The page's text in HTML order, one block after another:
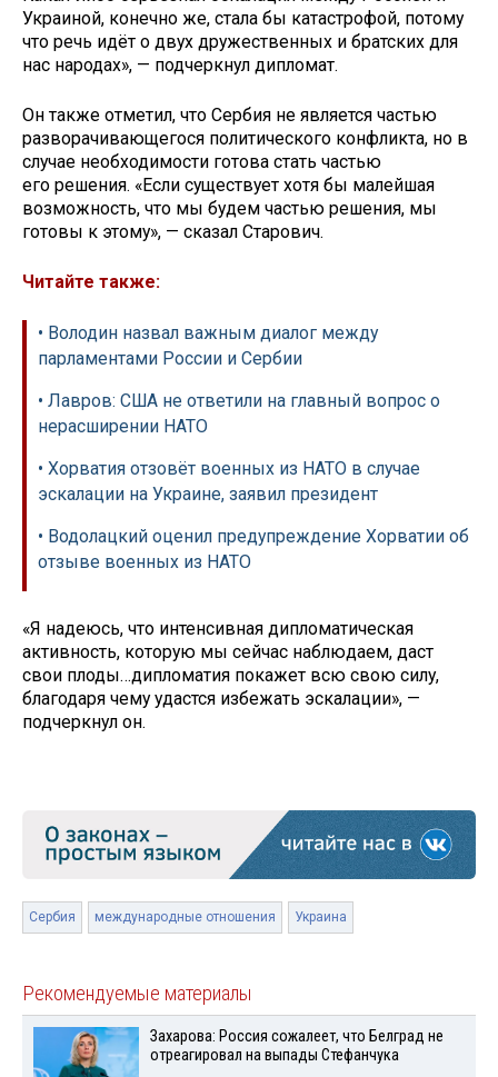
Украиной, конечно же, стала бы катастрофой, потому
что речь идёт о двух дружественных и братских для
нас народах», — подчеркнул дипломат.
Он также отметил, что Сербия не является частью
разворачивающегося политического конфликта, но в
случае необходимости готова стать частью
его решения. «Если существует хотя бы малейшая
возможность, что мы будем частью решения, мы
готовы к этому», — сказал Старович.
Читайте также:
• Володин назвал важным диалог между
парламентами России и Сербии
• Лавров: США не ответили на главный вопрос о
нерасширении НАТО
• Хорватия отзовёт военных из НАТО в случае
эскалации на Украине, заявил президент
• Водолацкий оценил предупреждение Хорватии об
отзыве военных из НАТО
«Я надеюсь, что интенсивная дипломатическая
активность, которую мы сейчас наблюдаем, даст
свои плоды…дипломатия покажет всю свою силу,
благодаря чему удастся избежать эскалации», —
подчеркнул он.
Сербия международные отношения Украина
Рекомендуемые материалы
Захарова: Россия сожалеет, что Белград не
отреагировал на выпады Стефанчука